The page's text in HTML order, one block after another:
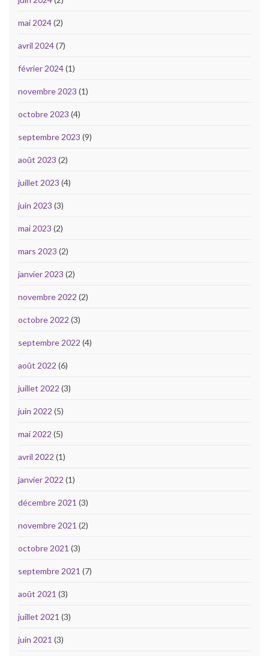
mai 2024(2)
avril 2024(7)
février 2024(1)
novembre 2023 (1)
octobre 2023 (4)
septembre 2023 (9)
août 2023 (2)
juillet 2023 (4)
juin 2023 (3)
mai 2023 (2)
mars 2023 (2)
janvier 2023 (2)
novembre 2022 (2)
octobre 2022 (3)
septembre 2022 (4)
août 2022 (6)
juillet 2022 (3)
juin 2022 (5)
mai 2022 (5)
avril 2022 (1)
janvier 2022 (1)
décembre 2021 (3)
novembre 2021 (2)
octobre 2021 (3)
septembre 2021 (7)
août 2021 (3)
juillet 2021 (3)
juin 2021 (3)